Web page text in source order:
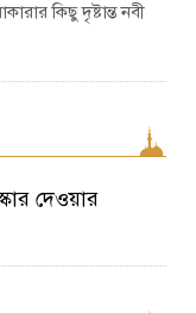
কিছু দৃষ্টান্ত নবী
দেওয়ার